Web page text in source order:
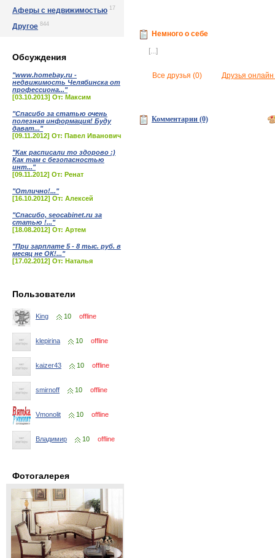
Аферы с недвижимостью 17
Другое 844
Обсуждения
"www.homebay.ru -
недвижимость Челябинска от
профессиона..."
[03.10.2013] От: Максим
"Спасибо за статью очень
полезная информация! Буду
дават..."
[09.11.2012] От: Павел Иванович
"Как расписали то здорово :)
Как там с безопасностью
инт..."
[09.11.2012] От: Ренат
"Отлично!..."
[16.10.2012] От: Алексей
"Спасибо, seocabinet.ru за
статью !..."
[18.08.2012] От: Артем
"При зарплате 5 - 8 тыс. руб. в
месяц не ОК!..."
[17.02.2012] От: Наталья
Пользователи
King 10 offline
klepirina 10 offline
kaizer43 10 offline
smirnoff 10 offline
Vmonolit 10 offline
Владимир 10 offline
Фотогалерея
Немного о себе
[...]
Все друзья (0) Друзья онлайн
Комментарии (0)